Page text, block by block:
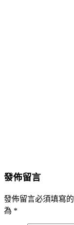
發佈留言
發佈留言必須填寫
為 *